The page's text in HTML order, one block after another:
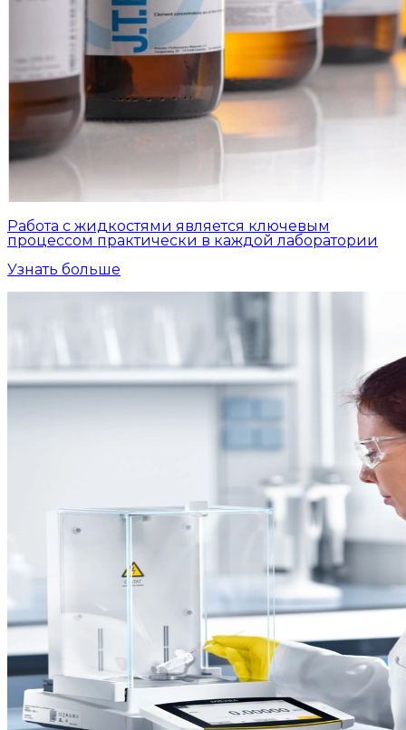
Работа с жидкостями является ключевым
процессом практически в каждой лаборатории
Узнать больше